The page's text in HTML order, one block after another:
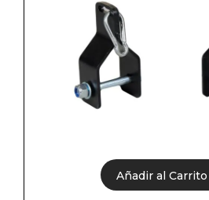
Añadir al Carrito
Añadir al Carrito